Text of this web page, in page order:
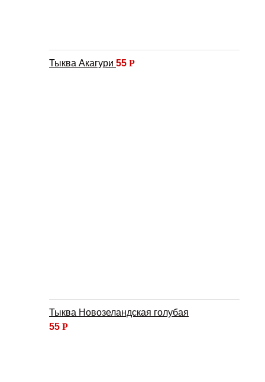
Тыква Акагури 55 Р
Тыква Новозеландская голубая
55 Р